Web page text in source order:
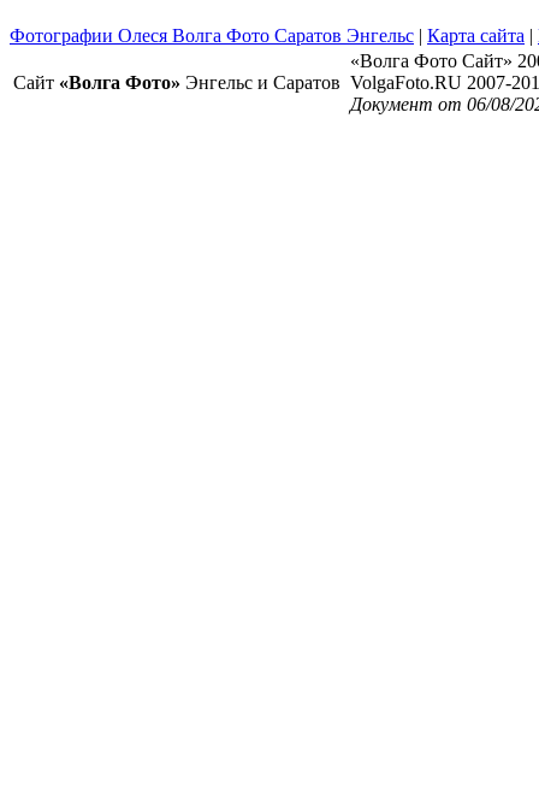
Фотографии Олеся Волга Фото Саратов Энгельс | Карта сайта |
Сайт «Волга Фото» Энгельс и Саратов
«Волга Фото Сайт»
VolgaFoto.RU 2007-
Документ от 06/08/